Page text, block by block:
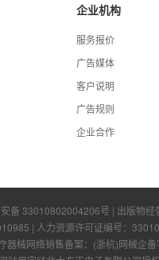
企业机构
服务报价
广告媒体
客户说明
广告规则
企业合作
备 33010802004206号 | 出版物经
| 人力资源许可证编号：
械网络销售备案：(浙杭)网械企